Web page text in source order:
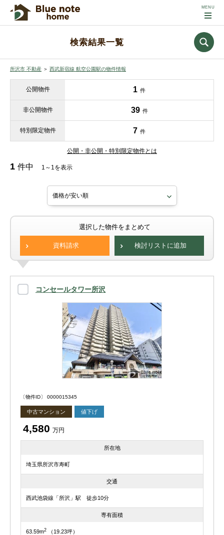
検索結果一覧
所沢市 不動産 ＞ 西武新宿線 航空公園駅の物件情報
公開物件 1 件
非公開物件 39 件
特別限定物件 7 件
公開・非公開・特別限定物件とは
1 件中 1～1を表示
選択した物件をまとめて
資料請求 検討リストに追加
コンセールタワー所沢
〔物件ID〕 0000015345
中古マンション 値下げ
4,580 万円
所在地
埼玉県所沢市寿町
交通
西武池袋線「所沢」駅 徒歩10分
専有面積
63.59m2 （19.23坪）